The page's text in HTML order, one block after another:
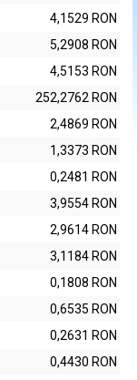
4,1529 RON
5,2908 RON
4,5153 RON
252,2762 RON
2,4869 RON
1,3373 RON
0,2481 RON
3,9554 RON
2,9614 RON
3,1184 RON
0,1808 RON
0,6535 RON
0,2631 RON
0,4430 RON